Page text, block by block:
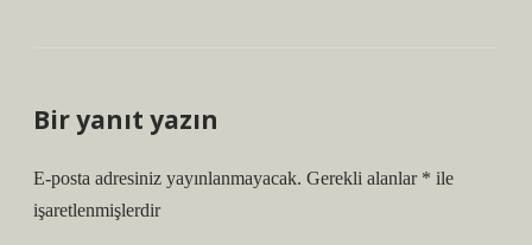
Bir yanıt yazın
E-posta adresiniz yayınlanmayacak. Gerekli alanlar * ile
işaretlenmişlerdir